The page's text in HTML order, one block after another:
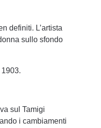
definiti. L’artista
sullo sfondo
sul Tamigi
i cambiamenti